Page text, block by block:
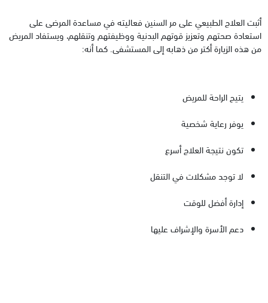
أثبت العلاج الطبيعي على مر السنين فعاليته في مساعدة المرضى على
استعادة صحتهم وتعزيز قوتهم البدنية ووظيفتهم وتنقلهم، ويستفاد المريض
من هذه الزيارة أكتر من ذهابه إلى المستشفى. كما أنه:
يتيح الراحة للمريض
يوفر رعاية شخصية
تكون نتيجة العلاج أسرع
لا توجد مشكلات في التنقل
إدارة أفضل للوقت
دعم الأسرة والإشراف عليها